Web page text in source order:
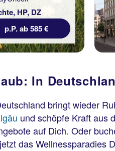
HP, DZ
p.P. ab 585 €
In
bringt wieder
und schöpfe Kraft aus
auf Dich. Oder
das Wellnessparadies